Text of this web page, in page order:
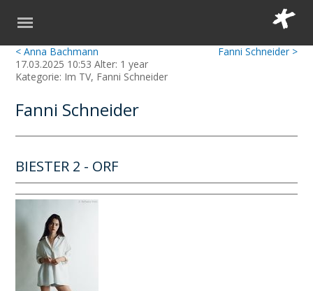
Fanni Schneider >
< Anna Bachmann
17.03.2025 10:53 Alter: 1 year
Kategorie: Im TV, Fanni Schneider
Fanni Schneider
BIESTER 2 - ORF